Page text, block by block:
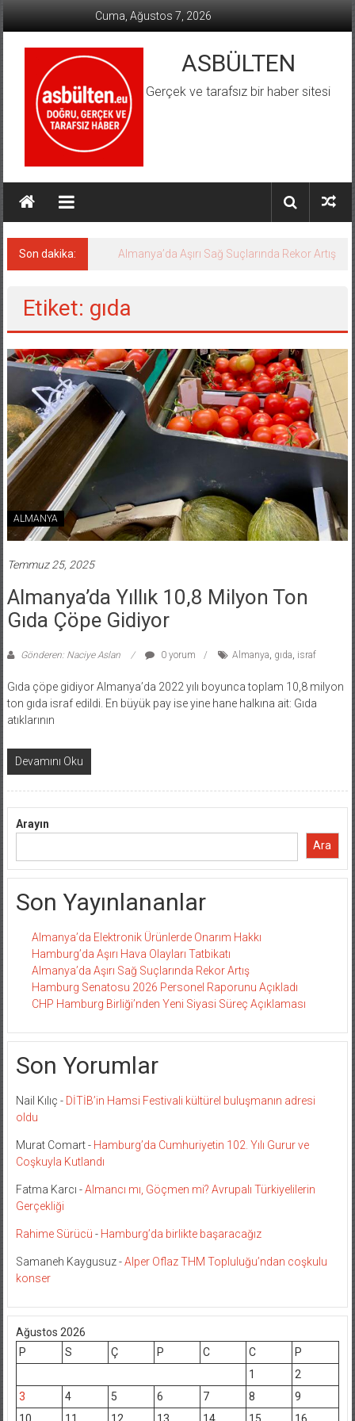
Cuma, Ağustos 7, 2026
ASBÜLTEN
Gerçek ve tarafsız bir haber sitesi
Son dakika: Almanya’da Aşırı Sağ Suçlarında Rekor Artış
Etiket: gıda
ALMANYA
Temmuz 25, 2025
Almanya’da Yıllık 10,8 Milyon Ton
Gıda Çöpe Gidiyor
Gönderen: Naciye Aslan 0 yorum Almanya gıda israf
Gıda çöpe gidiyor Almanya’da 2022 yılı boyunca toplam 10,8 milyon
ton gıda israf edildi. En büyük pay ise yine hane halkına ait: Gıda
atıklarının
Devamını Oku
Arayın
Ara
Son Yayınlananlar
Almanya’da Elektronik Ürünlerde Onarım Hakkı
Hamburg’da Aşırı Hava Olayları Tatbikatı
Almanya’da Aşırı Sağ Suçlarında Rekor Artış
Hamburg Senatosu 2026 Personel Raporunu Açıkladı
CHP Hamburg Birliği’nden Yeni Siyasi Süreç Açıklaması
Son Yorumlar
Nail Kılıç - DİTİB’in Hamsi Festivali kültürel buluşmanın adresi
oldu
Murat Comart- Hamburg’da Cumhuriyetin 102. Yılı Gurur ve
Coşkuyla Kutlandı
Fatma Karcı -Almancı mı, Göçmen mi? Avrupalı Türkiyelilerin
Gerçekliği
Rahime Sürücü - Hamburg’da birlikte başaracağız
Samaneh Kaygusuz-Alper Oflaz THM Topluluğu’ndan coşkulu
konser
Ağustos 2026
P
S Ç P C C
P
1
2
3
4 5 6 7 8
9
10
11 12 13 14 15 16